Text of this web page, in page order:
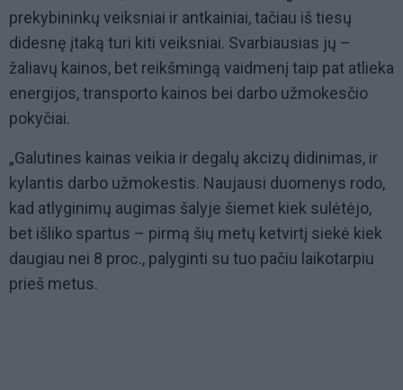
prekybininkų veiksniai ir antkainiai, tačiau iš tiesų
didesnę įtaką turi kiti veiksniai. Svarbiausias jų –
žaliavų kainos, bet reikšmingą vaidmenį taip pat atlieka
energijos, transporto kainos bei darbo užmokesčio
pokyčiai.
„Galutines kainas veikia ir degalų akcizų didinimas, ir
kylantis darbo užmokestis. Naujausi duomenys rodo,
kad atlyginimų augimas šalyje šiemet kiek sulėtėjo,
bet išliko spartus – pirmą šių metų ketvirtį siekė kiek
daugiau nei 8 proc., palyginti su tuo pačiu laikotarpiu
prieš metus.